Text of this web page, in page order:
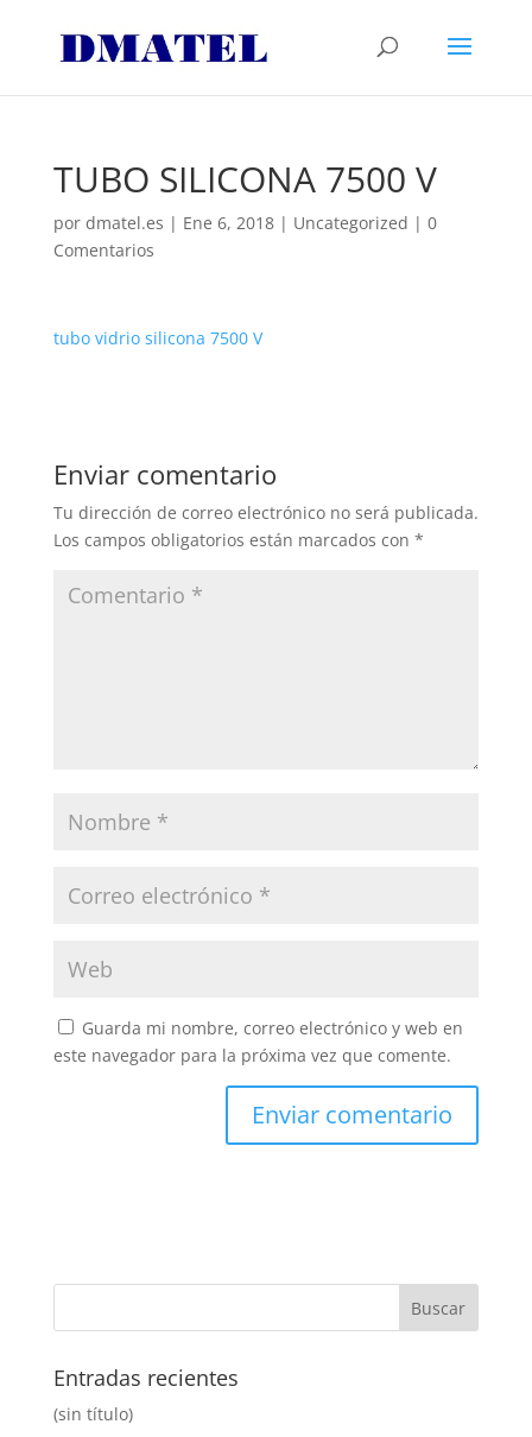
TUBO SILICONA 7500 V
por dmatel.es | Ene 6, 2018| Uncategorized | 0
Comentarios
tubo vidrio silicona 7500 V
Enviar comentario
Tu dirección de correo electrónico no será publicada.
Los campos obligatorios están marcados con *
Guarda mi nombre, correo electrónico y web en
este navegador para la próxima vez que comente.
Entradas recientes
(sin título)